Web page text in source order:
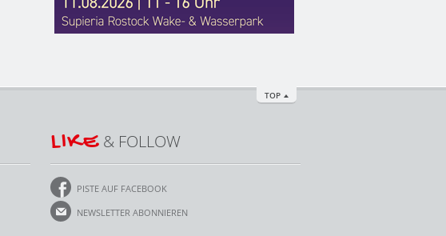
TOP
LIKE& FOLLOW
PISTE AUF FACEBOOK
NEWSLETTER ABONNIEREN